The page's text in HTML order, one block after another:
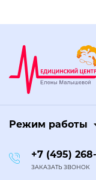
Режим работы
+7 (495) 268-
ЗАКАЗАТЬ ЗВОНОК